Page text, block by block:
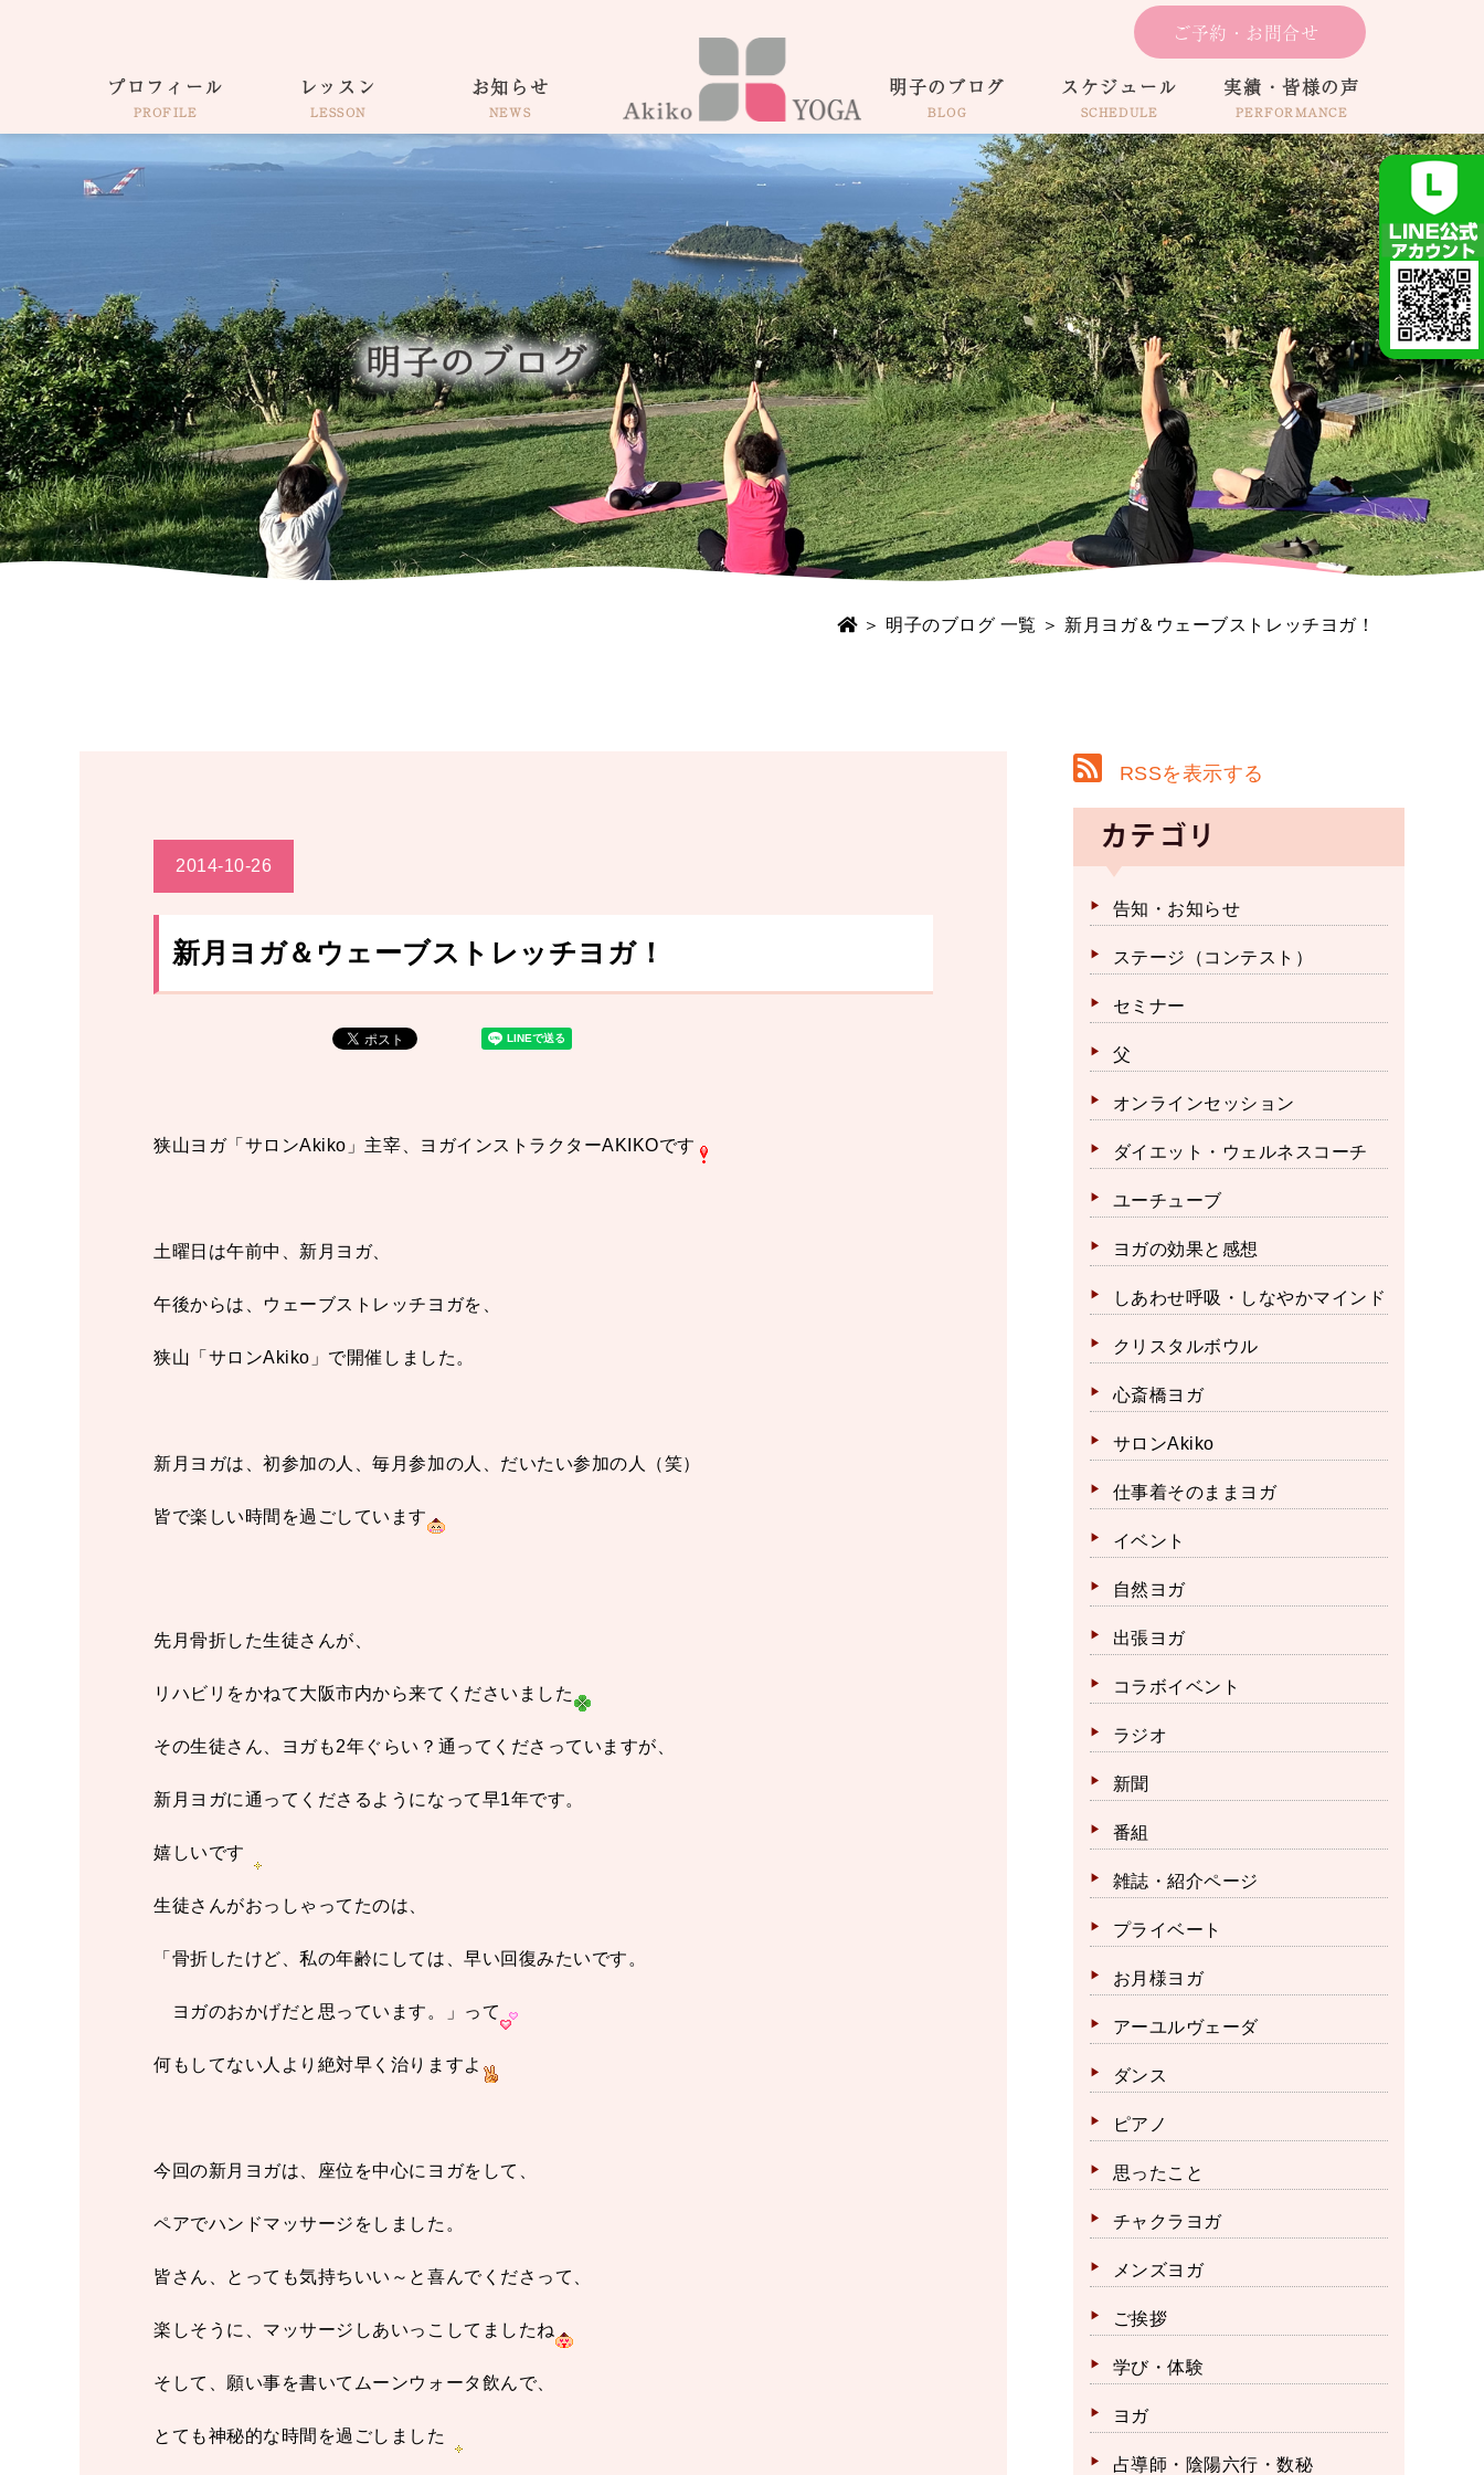
ご予約・お問合せ
プロフィール
PROFILE
レッスン
LESSON
サロンAkiko
ウェルネスコーチ
仕事着そのままヨガ
出張・各種イベント
お知らせ
NEWS
明子のブログ
BLOG
スケジュール
SCHEDULE
実績・皆様の声
PERFORMANCE
＞ 明子のブログ 一覧 ＞ 新月ヨガ＆ウェーブストレッチヨガ！
2014-10-26
新月ヨガ＆ウェーブストレッチヨガ！
狭山ヨガ「サロンAkiko」主宰、ヨガインストラクターAKIKOです
土曜日は午前中、新月ヨガ、
午後からは、ウェーブストレッチヨガを、
狭山「サロンAkiko」で開催しました。
新月ヨガは、初参加の人、毎月参加の人、だいたい参加の人（笑）
皆で楽しい時間を過ごしています
先月骨折した生徒さんが、
リハビリをかねて大阪市内から来てくださいました
その生徒さん、ヨガも2年ぐらい？通ってくださっていますが、
新月ヨガに通ってくださるようになって早1年です。
嬉しいです
生徒さんがおっしゃってたのは、
「骨折したけど、私の年齢にしては、早い回復みたいです。
ヨガのおかげだと思っています。」って
何もしてない人より絶対早く治りますよ
今回の新月ヨガは、座位を中心にヨガをして、
ペアでハンドマッサージをしました。
皆さん、とっても気持ちいい～と喜んでくださって、
楽しそうに、マッサージしあいっこしてましたね
そして、願い事を書いてムーンウォータ飲んで、
とても神秘的な時間を過ごしました
RSSを表示する
カテゴリ
告知・お知らせ
ステージ（コンテスト）
セミナー
父
オンラインセッション
ダイエット・ウェルネスコーチ
ユーチューブ
ヨガの効果と感想
しあわせ呼吸・しなやかマインド
クリスタルボウル
心斎橋ヨガ
サロンAkiko
仕事着そのままヨガ
イベント
自然ヨガ
出張ヨガ
コラボイベント
ラジオ
新聞
番組
雑誌・紹介ページ
プライベート
お月様ヨガ
アーユルヴェーダ
ダンス
ピアノ
思ったこと
チャクラヨガ
メンズヨガ
ご挨拶
学び・体験
ヨガ
占導師・陰陽六行・数秘